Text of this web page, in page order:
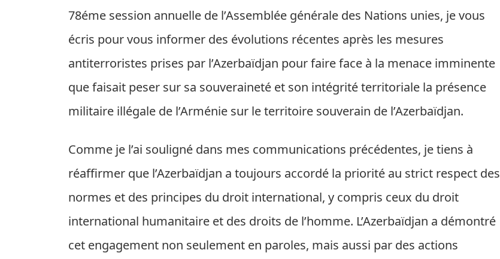
78éme session annuelle de l’Assemblée générale des Nations unies, je vous
écris pour vous informer des évolutions récentes après les mesures
antiterroristes prises par l’Azerbaïdjan pour faire face à la menace imminente
que faisait peser sur sa souveraineté et son intégrité territoriale la présence
militaire illégale de l’Arménie sur le territoire souverain de l’Azerbaïdjan.
Comme je l’ai souligné dans mes communications précédentes, je tiens à
réaffirmer que l’Azerbaïdjan a toujours accordé la priorité au strict respect des
normes et des principes du droit international, y compris ceux du droit
international humanitaire et des droits de l’homme. L’Azerbaïdjan a démontré
cet engagement non seulement en paroles, mais aussi par des actions